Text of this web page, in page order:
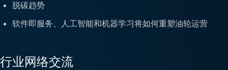
脱碳趋势
软件即服务、人工智能和机器学习将如何重塑油轮运营
行业网络交流